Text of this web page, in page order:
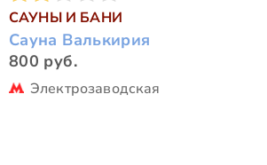
САУНЫ И БАНИ
Сауна Валькирия
800 руб.
Электрозаводская